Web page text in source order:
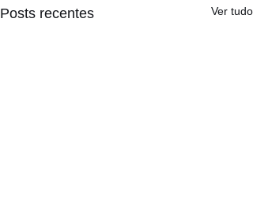
Posts recentes Ver tudo